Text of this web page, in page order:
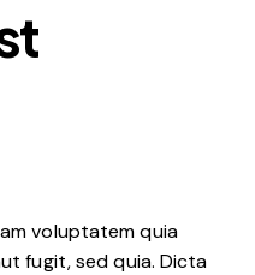
voluptatem quia
fugit, sed quia. Dicta